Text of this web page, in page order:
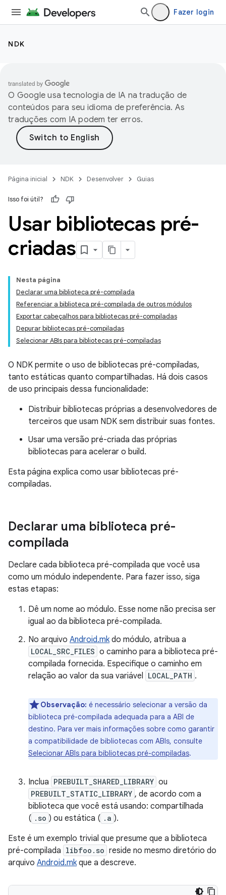
Fazer login
NDK
O Google usa tecnologia de IA na tradução de
conteúdos para seu idioma de preferência. As
traduções com IA podem ter erros.
Página inicial NDK Desenvolver Guias
Isso foi útil?
Usar bibliotecas pré-
criadas
Nesta página
Declarar uma biblioteca pré-compilada
Referenciar a biblioteca pré-compilada de outros módulos
Exportar cabeçalhos para bibliotecas pré-compiladas
Depurar bibliotecas pré-compiladas
Selecionar ABIs para bibliotecas pré-compiladas
O NDK permite o uso de bibliotecas pré-compiladas,
tanto estáticas quanto compartilhadas. Há dois casos
de uso principais dessa funcionalidade:
Distribuir bibliotecas próprias a desenvolvedores de
terceiros que usam NDK sem distribuir suas fontes.
Usar uma versão pré-criada das próprias
bibliotecas para acelerar o build.
Esta página explica como usar bibliotecas pré-
compiladas.
Declarar uma biblioteca pré-
compilada
Declare cada biblioteca pré-compilada que você usa
como um módulo independente. Para fazer isso, siga
estas etapas:
Dê um nome ao módulo. Esse nome não precisa ser
igual ao da biblioteca pré-compilada.
No arquivo Android.mkdo módulo, atribua a
LOCAL_SRC_FILES o caminho para a biblioteca pré-
compilada fornecida. Especifique o caminho em
relação ao valor da sua variável LOCAL_PATH .
Observação: é necessário selecionar a versão da
biblioteca pré-compilada adequada para a ABI de
destino. Para ver mais informações sobre como garantir
a compatibilidade de bibliotecas com ABIs, consulte
Selecionar ABIs para bibliotecas pré-compiladas.
Inclua PREBUILT_SHARED_LIBRARY ou
PREBUILT_STATIC_LIBRARY , de acordo com a
biblioteca que você está usando: compartilhada
( .so ) ou estática ( .a ).
Este é um exemplo trivial que presume que a biblioteca
pré-compilada libfoo.so reside no mesmo diretório do
arquivo Android.mkque a descreve.